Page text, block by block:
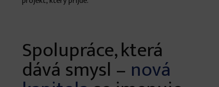
Spolupráce, která
dává smysl – nová